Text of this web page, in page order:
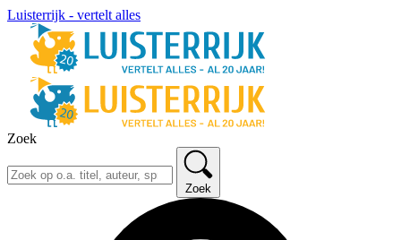
Luisterrijk - vertelt alles
Zoek
Zoek